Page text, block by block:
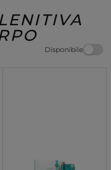
Regalo
Disponibile